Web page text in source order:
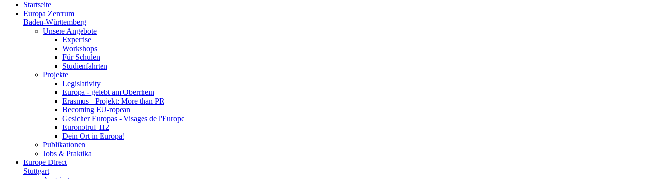
Startseite
Europa Zentrum
Baden-Württemberg
Unsere Angebote
Expertise
Workshops
Für Schulen
Studienfahrten
Projekte
Legislativity
Europa - gelebt am Oberrhein
Erasmus+ Projekt: More than PR
Becoming EU-ropean
Gesicher Europas - Visages de l'Europe
Euronotruf 112
Dein Ort in Europa!
Publikationen
Jobs & Praktika
Europe Direct
Stuttgart